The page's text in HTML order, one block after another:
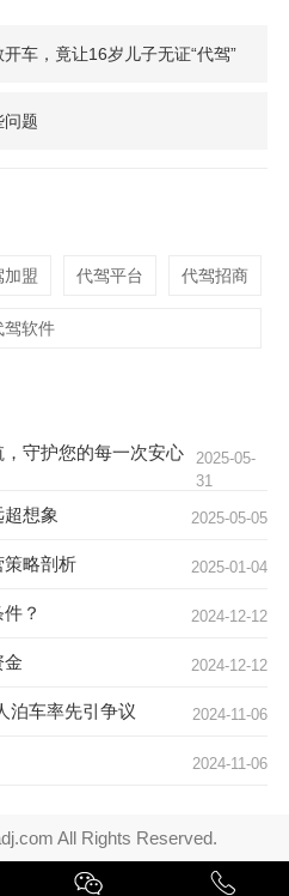
车，竟让16岁儿子无证“代驾”
问题
加盟 代驾平台 代驾招商
驾软件
守护您的每一次安心
2025-05-
31
想象 2025-05-05
策略剖析 2025-01-04
？ 2024-12-12
金 2024-12-12
泊车率先引争议 2024-11-06
2024-11-06
All Rights Reserved.